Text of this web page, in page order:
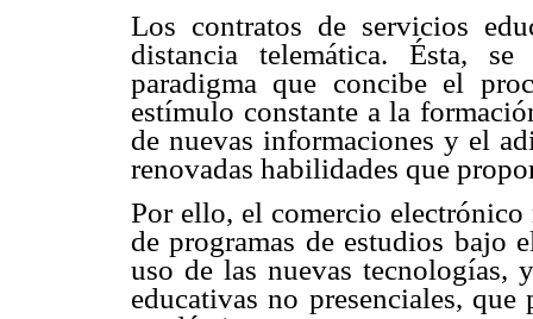
Los contratos de servicios
distancia telemática. Ésta,
paradigma que concibe el
estímulo constante a la
de nuevas informaciones y el
renovadas habilidades que
Por ello, el comercio
de programas de estudios bajo
uso de las nuevas tecnologías,
educativas no presenciales,